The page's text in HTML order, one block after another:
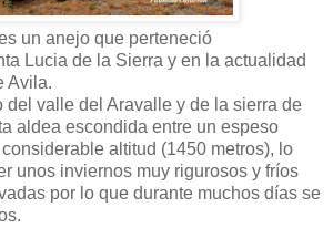
un anejo que perteneció
Lucia de la Sierra y en la actualidad
Avila.
del valle del Aravalle y de la sierra de
aldea escondida entre un espeso
altitud (1450 metros), lo
unos inviernos muy rigurosos y fríos
por lo que durante muchos días se